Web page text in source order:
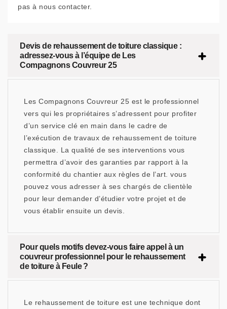
pas à nous contacter.
Devis de rehaussement de toiture classique :
adressez-vous à l’équipe de Les
Compagnons Couvreur 25
Les Compagnons Couvreur 25 est le professionnel
vers qui les propriétaires s’adressent pour profiter
d’un service clé en main dans le cadre de
l’exécution de travaux de rehaussement de toiture
classique. La qualité de ses interventions vous
permettra d’avoir des garanties par rapport à la
conformité du chantier aux règles de l’art. vous
pouvez vous adresser à ses chargés de clientèle
pour leur demander d’étudier votre projet et de
vous établir ensuite un devis.
Pour quels motifs devez-vous faire appel à un
couvreur professionnel pour le rehaussement
de toiture à Feule ?
Le rehaussement de toiture est une technique dont